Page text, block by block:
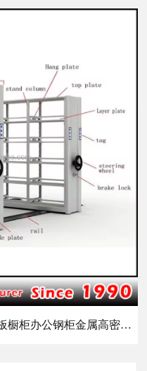
钢柜金属高密度移动搁板系统